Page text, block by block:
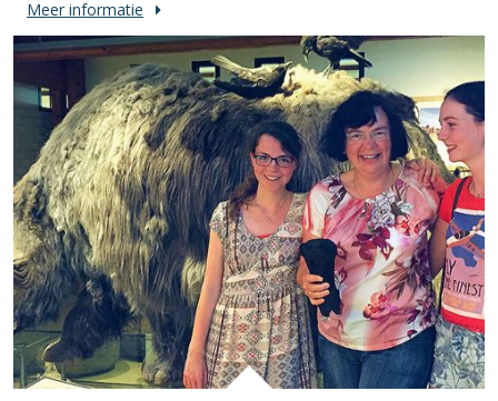
Meer informatie